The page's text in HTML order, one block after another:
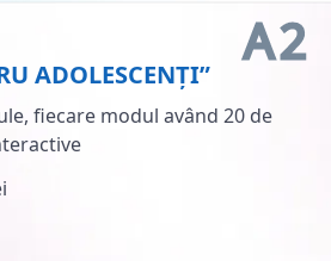
ADOLESCENȚI”
fiecare modul având 20 de
A2